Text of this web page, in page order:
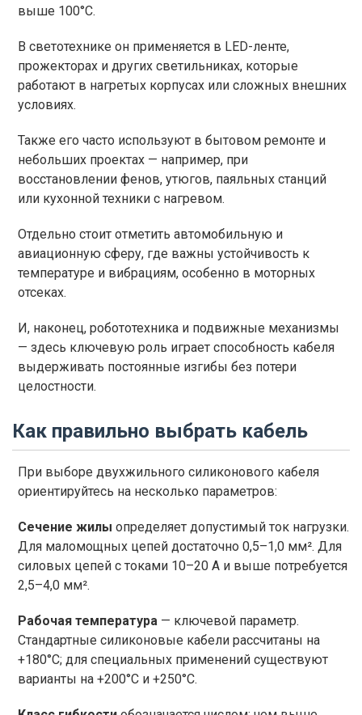
выше 100°C.
В светотехнике он применяется в LED-ленте,
прожекторах и других светильниках, которые
работают в нагретых корпусах или сложных внешних
условиях.
Также его часто используют в бытовом ремонте и
небольших проектах — например, при
восстановлении фенов, утюгов, паяльных станций
или кухонной техники с нагревом.
Отдельно стоит отметить автомобильную и
авиационную сферу, где важны устойчивость к
температуре и вибрациям, особенно в моторных
отсеках.
И, наконец, робототехника и подвижные механизмы
— здесь ключевую роль играет способность кабеля
выдерживать постоянные изгибы без потери
целостности.
Как правильно выбрать кабель
При выборе двухжильного силиконового кабеля
ориентируйтесь на несколько параметров:
Сечение жилы определяет допустимый ток нагрузки.
Для маломощных цепей достаточно 0,5–1,0 мм². Для
силовых цепей с токами 10–20 А и выше потребуется
2,5–4,0 мм².
Рабочая температура — ключевой параметр.
Стандартные силиконовые кабели рассчитаны на
+180°C; для специальных применений существуют
варианты на +200°C и +250°C.